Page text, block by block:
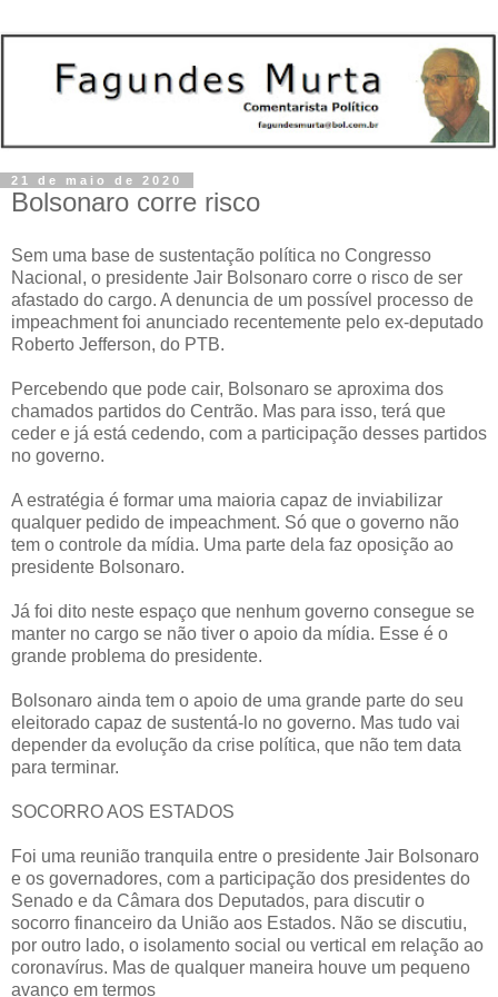
21 de maio de 2020
Bolsonaro corre risco
Sem uma base de sustentação política no Congresso
Nacional, o presidente Jair Bolsonaro corre o risco de ser
afastado do cargo. A denuncia de um possível processo de
impeachment foi anunciado recentemente pelo ex-deputado
Roberto Jefferson, do PTB.
Percebendo que pode cair, Bolsonaro se aproxima dos
chamados partidos do Centrão. Mas para isso, terá que
ceder e já está cedendo, com a participação desses partidos
no governo.
A estratégia é formar uma maioria capaz de inviabilizar
qualquer pedido de impeachment. Só que o governo não
tem o controle da mídia. Uma parte dela faz oposição ao
presidente Bolsonaro.
Já foi dito neste espaço que nenhum governo consegue se
manter no cargo se não tiver o apoio da mídia. Esse é o
grande problema do presidente.
Bolsonaro ainda tem o apoio de uma grande parte do seu
eleitorado capaz de sustentá-lo no governo. Mas tudo vai
depender da evolução da crise política, que não tem data
para terminar.
SOCORRO AOS ESTADOS
Foi uma reunião tranquila entre o presidente Jair Bolsonaro
e os governadores, com a participação dos presidentes do
Senado e da Câmara dos Deputados, para discutir o
socorro financeiro da União aos Estados. Não se discutiu,
por outro lado, o isolamento social ou vertical em relação ao
coronavírus. Mas de qualquer maneira houve um pequeno
avanço em termos